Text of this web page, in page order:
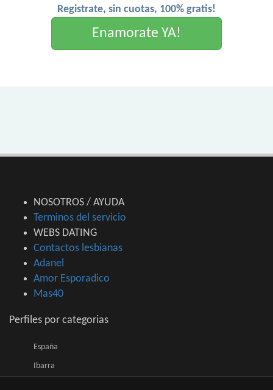
Registrate, sin cuotas, 100% gratis!
Enamorate YA!
NOSOTROS / AYUDA
Terminos del servicio
WEBS DATING
Contactos lesbianas
Adanel
Amor Esporadico
Mas40
Perfiles por categorias
España
Ibarra